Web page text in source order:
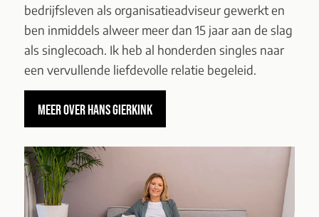
bedrijfsleven als organisatieadviseur gewerkt en
ben inmiddels alweer meer dan 15 jaar aan de slag
als singlecoach. Ik heb al honderden singles naar
een vervullende liefdevolle relatie begeleid.
MEER OVER HANS GIERKINK